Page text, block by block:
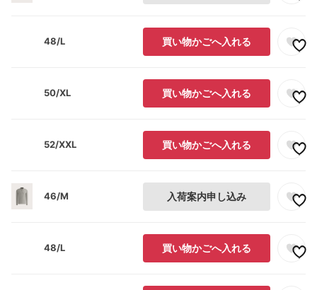
48/L 買い物かごへ入れる
50/XL 買い物かごへ入れる
52/XXL 買い物かごへ入れる
46/M 入荷案内申し込み
48/L 買い物かごへ入れる